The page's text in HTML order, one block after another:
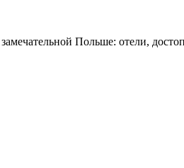
Польше: отели,